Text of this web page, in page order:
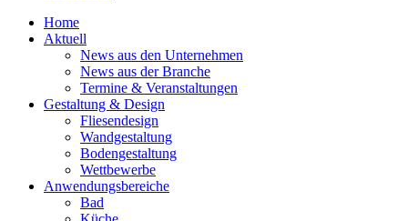
Home
Aktuell
News aus den Unternehmen
News aus der Branche
Termine & Veranstaltungen
Gestaltung & Design
Fliesendesign
Wandgestaltung
Bodengestaltung
Wettbewerbe
Anwendungsbereiche
Bad